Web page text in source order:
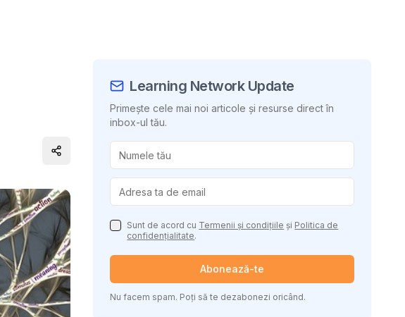
Distribuie conținutul
Learning Network Update
Primește cele mai noi articole și resurse direct în
inbox-ul tău.
Sunt de acord cu Termenii și condițiile și Politica de
confidențialitate.
Abonează-te
Nu facem spam. Poți să te dezabonezi oricând.